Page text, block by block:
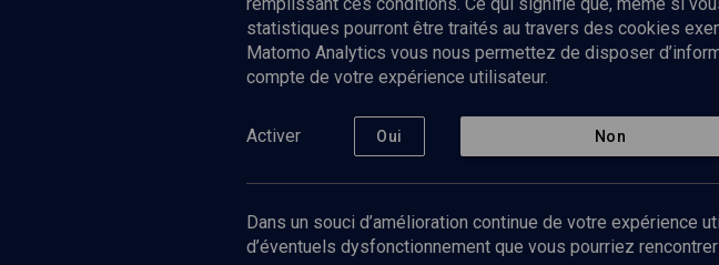
Nos Chaines
Culture
Limoud
Université
Podcast
statistiques pourront être traités au travers des cookies
Matomo Analytics vous nous permettez de disposer
compte de votre expérience utilisateur.
Activer Oui Non
Dans un souci d’amélioration continue de votre expérience
d’éventuels dysfonctionnement que vous pourriez